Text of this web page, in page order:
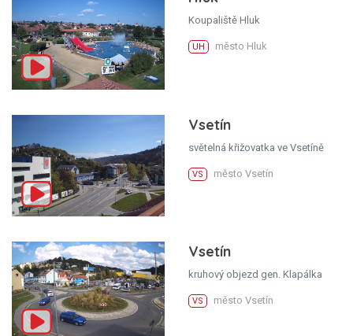
Koupaliště Hluk
UH město Hluk
Vsetín
světelná křižovatka ve Vsetíně
VS město Vsetín
Vsetín
kruhový objezd gen. Klapálka
VS město Vsetín